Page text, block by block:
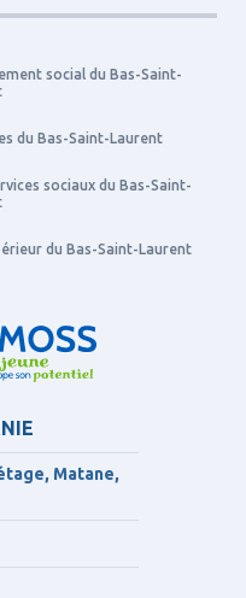
social du Bas-Saint-
du Bas-Saint-Laurent
sociaux du Bas-Saint-
du Bas-Saint-Laurent
Matane,